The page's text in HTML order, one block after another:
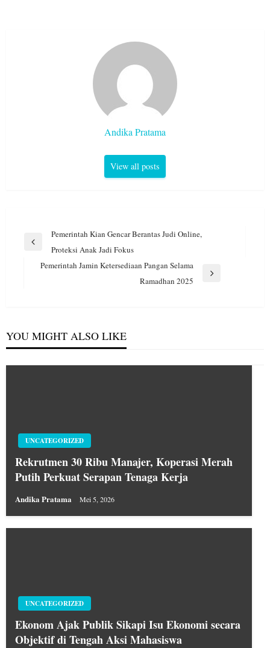
Andika Pratama
View all posts
Navigasi
Previous
Pemerintah Kian Gencar Berantas Judi Online,
Proteksi Anak Jadi Fokus
Pemerintah Jamin Ketersediaan Pangan Selama
Ramadhan 2025
YOU MIGHT ALSO LIKE
UNCATEGORIZED
Rekrutmen 30 Ribu Manajer, Koperasi Merah
Putih Perkuat Serapan Tenaga Kerja
Andika Pratama Mei 5, 2026
UNCATEGORIZED
Ekonom Ajak Publik Sikapi Isu Ekonomi secara
Objektif di Tengah Aksi Mahasiswa